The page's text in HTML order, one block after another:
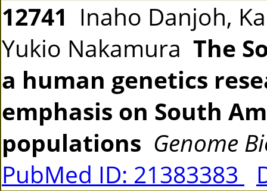
12741 Inaho Danjoh,
Yukio Nakamura The
a human genetics
emphasis on South
populations Genome
PubMed ID: 21383383